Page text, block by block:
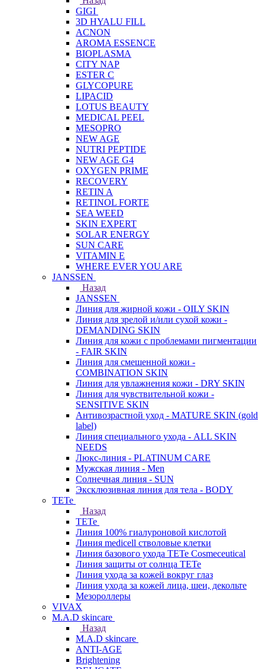
GIGI
3D HYALU FILL
ACNON
AROMA ESSENCE
BIOPLASMA
CITY NAP
ESTER C
GLYCOPURE
LIPACID
LOTUS BEAUTY
MEDICAL PEEL
MESOPRO
NEW AGE
NUTRI PEPTIDE
NEW AGE G4
OXYGEN PRIME
RECOVERY
RETIN A
RETINOL FORTE
SEA WEED
SKIN EXPERT
SOLAR ENERGY
SUN CARE
VITAMIN E
WHERE EVER YOU ARE
JANSSEN
Назад
JANSSEN
Линия для жирной кожи - OILY SKIN
Линия для зрелой и/или сухой кожи -
DEMANDING SKIN
Линия для кожи с проблемами пигментации
- FAIR SKIN
Линия для смешенной кожи -
COMBINATION SKIN
Линия для увлажнения кожи - DRY SKIN
Линия для чувствительной кожи -
SENSITIVE SKIN
Антивозрастной уход - MATURE SKIN (gold
label)
Линия специального ухода - ALL SKIN
NEEDS
Люкс-линия - PLATINUM CARE
Мужская линия - Men
Солнечная линия - SUN
Эксклюзивная линия для тела - BODY
TETe
Назад
TETe
Линия 100% гиалуроновой кислотой
Линия medicell стволовые клетки
Линия базового ухода TETe Cosmeceutical
Линия защиты от солнца TETe
Линия ухода за кожей вокруг глаз
Линия ухода за кожей лица, шеи, декольте
Мезороллеры
VIVAX
M.A.D skincare
Назад
M.A.D skincare
ANTI-AGE
Brightening